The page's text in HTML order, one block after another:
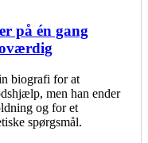
på én gang
biografi for at
men han ender
og for et
spørgsmål.